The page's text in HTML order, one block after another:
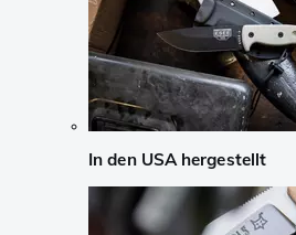
In den USA hergestellt